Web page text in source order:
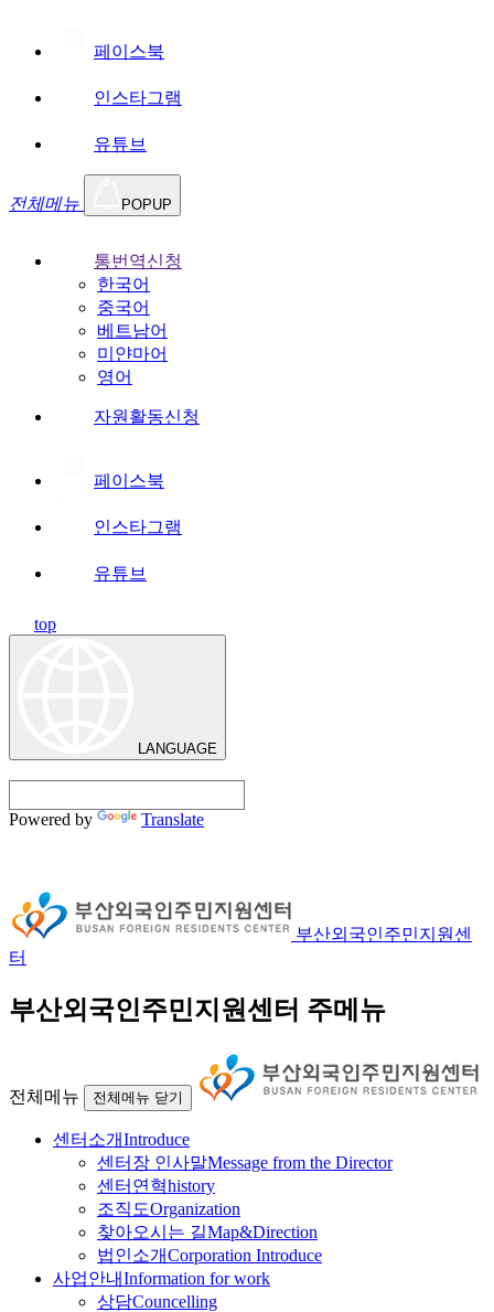
페이스북
인스타그램
유튜브
전체메뉴 POPUP
통번역신청
한국어
중국어
베트남어
미얀마어
영어
자원활동신청
페이스북
인스타그램
유튜브
top
LANGUAGE
Powered by Translate
부산외국인주민지원센
터
부산외국인주민지원센터 주메뉴
전체메뉴 전체메뉴 닫기
센터소개Introduce
센터장 인사말Message from the Director
센터연혁history
조직도Organization
찾아오시는 길Map&Direction
법인소개Corporation Introduce
사업안내Information for work
상담Councelling